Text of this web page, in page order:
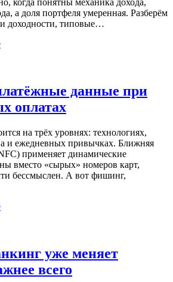
а доля портфеля умеренная. Разберём
доходности, типовые…
данные при
оплатах
на трёх уровнях: технологиях,
и ежедневных привычках. Ближняя
применяет динамические
вместо «сырых» номеров карт,
бессмыслен. А вот фишинг,
уже меняет
всего